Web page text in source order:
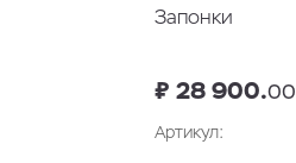
Запонки
₽ 28 900.00
Артикул: